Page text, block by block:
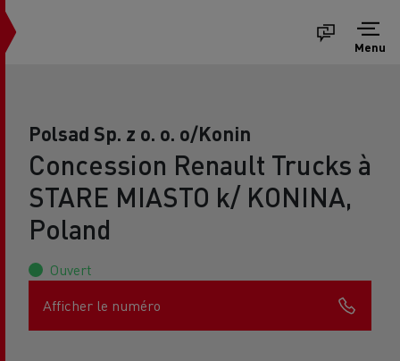
Menu
Polsad Sp. z o. o. o/Konin
Concession Renault Trucks à
STARE MIASTO k/ KONINA,
Poland
Ouvert
Afficher le numéro